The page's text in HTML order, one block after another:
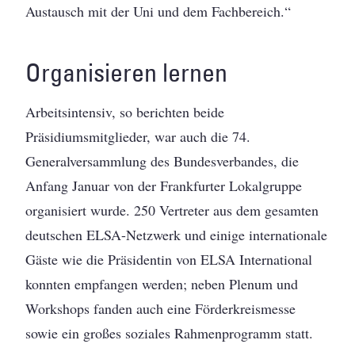
Austausch mit der Uni und dem Fachbereich.“
Organisieren lernen
Arbeitsintensiv, so berichten beide
Präsidiumsmitglieder, war auch die 74.
Generalversammlung des Bundesverbandes, die
Anfang Januar von der Frankfurter Lokalgruppe
organisiert wurde. 250 Vertreter aus dem gesamten
deutschen ELSA-Netzwerk und einige internationale
Gäste wie die Präsidentin von ELSA International
konnten empfangen werden; neben Plenum und
Workshops fanden auch eine Förderkreismesse
sowie ein großes soziales Rahmenprogramm statt.